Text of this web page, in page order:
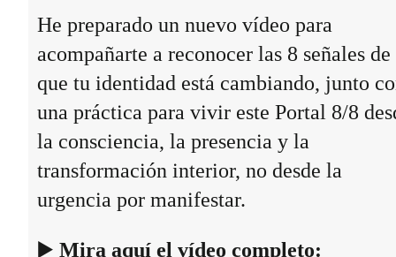
He preparado un nuevo vídeo para
acompañarte a reconocer las 8 señales de
que tu identidad está cambiando, junto
una práctica para vivir este Portal 8/8
la consciencia, la presencia y la
transformación interior, no desde la
urgencia por manifestar.
▶️ Mira aquí el vídeo completo: